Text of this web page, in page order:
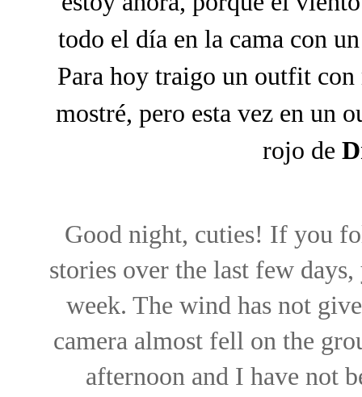
todo el día en la cama con
Para hoy traigo un outfit
mostré, pero esta vez en un
rojo de
Good night, cuties! If you
stories over the last few
week. The wind has not
camera almost fell on the
afternoon and I have not